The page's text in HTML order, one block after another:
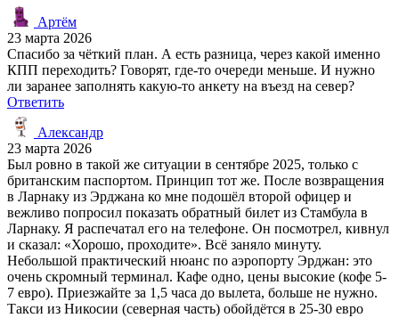
Артём
23 марта 2026
Спасибо за чёткий план. А есть разница, через какой именно
КПП переходить? Говорят, где-то очереди меньше. И нужно
ли заранее заполнять какую-то анкету на въезд на север?
Ответить
Александр
23 марта 2026
Был ровно в такой же ситуации в сентябре 2025, только с
британским паспортом. Принцип тот же. После возвращения
в Ларнаку из Эрджана ко мне подошёл второй офицер и
вежливо попросил показать обратный билет из Стамбула в
Ларнаку. Я распечатал его на телефоне. Он посмотрел, кивнул
и сказал: «Хорошо, проходите». Всё заняло минуту.
Небольшой практический нюанс по аэропорту Эрджан: это
очень скромный терминал. Кафе одно, цены высокие (кофе 5-
7 евро). Приезжайте за 1,5 часа до вылета, больше не нужно.
Такси из Никосии (северная часть) обойдётся в 25-30 евро